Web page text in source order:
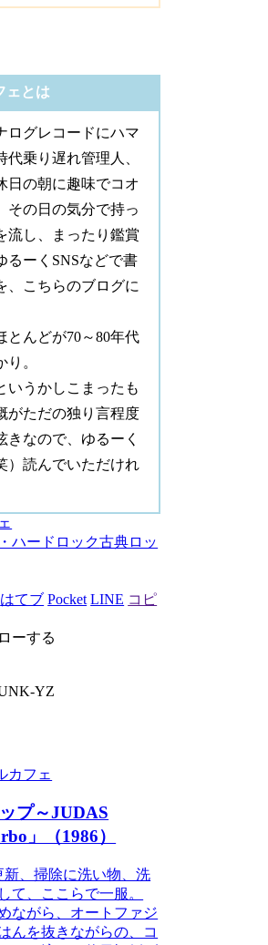
ェとは
ログレコードにハマ
代乗り遅れ管理人、
日の朝に趣味でコオ
その日の気分で持っ
流し、まったり鑑賞
るーくSNSなどで書
、こちらのブログに
とんどが70～80年代
。
いうかしこまったも
がただの独り言程度
きなので、ゆるーく
）読んでいただけれ
ハードロック古典ロッ
はてブ Pocket LINE コピ
ーする
YZ
カフェ
プ～JUDAS
」（1986）
新、掃除に洗い物、洗
て、ここらで一服。
ながら、オートファジ
んを抜きながらの、コ